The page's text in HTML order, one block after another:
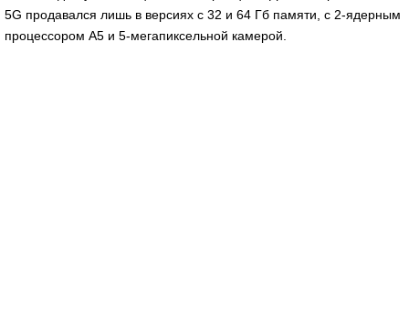
5G продавался лишь в версиях с 32 и 64 Гб памяти, с 2-ядерным
процессором A5 и 5-мегапиксельной камерой.